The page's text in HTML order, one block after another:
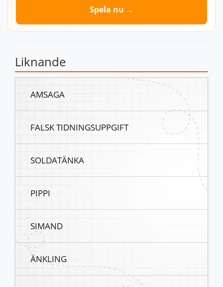
Spela nu →
Liknande
AMSAGA
FALSK TIDNINGSUPPGIFT
SOLDATÄNKA
PIPPI
SIMAND
ÄNKLING